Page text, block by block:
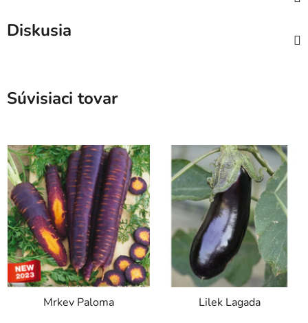
Diskusia
Súvisiaci tovar
Mrkev Paloma Lilek Lagada